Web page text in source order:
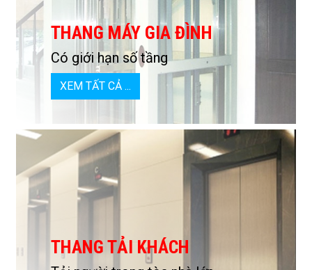
THANG MÁY GIA ĐÌNH
Có giới hạn số tầng
XEM TẤT CẢ ...
THANG TẢI KHÁCH